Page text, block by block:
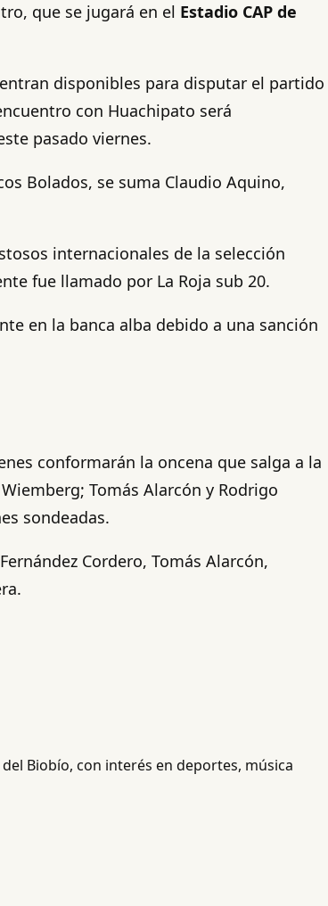
que se jugará en el Estadio CAP de
disponibles para disputar el partido
con Huachipato será
pasado viernes.
Bolados, se suma Claudio Aquino,
internacionales de la selección
fue llamado por La Roja sub 20.
en la banca alba debido a una sanción
conformarán la oncena que salga a la
Tomás Alarcón y Rodrigo
sondeadas.
Cordero, Tomás Alarcón,
Biobío, con interés en deportes, música